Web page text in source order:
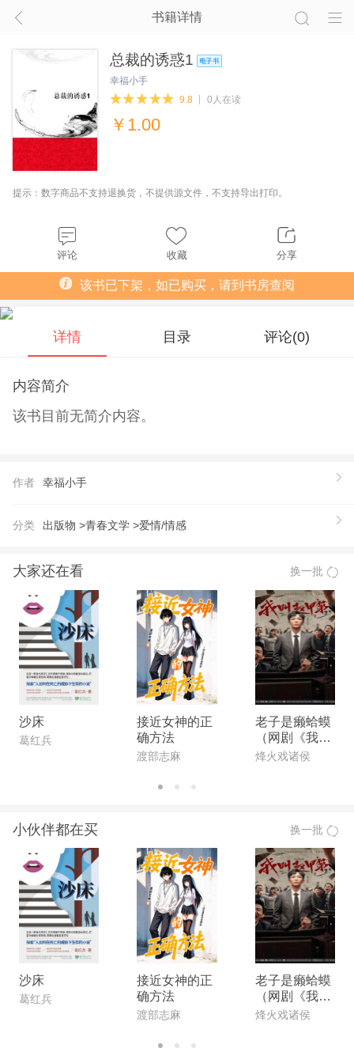
书籍详情
总裁的诱惑1
幸福小手
9.8
0人在读
￥ 1.00
提示：数字商品不支持退换货，不提供源文件，不支持导出打印。
评论 收藏 分享
该书已下架，如已购买，请到书房查阅
详情 目录 评论(0)
内容简介
该书目前无简介内容。
作者 幸福小手
分类 出版物 >青春文学 >爱情/情感
大家还在看 换一批
沙床
葛红兵
接近女神的正
确方法
渡部志麻
老子是癞蛤蟆
（网剧《我叫
赵甲第》原
烽火戏诸侯
小伙伴都在买 换一批
沙床
葛红兵
接近女神的正
确方法
渡部志麻
老子是癞蛤蟆
（网剧《我叫
赵甲第》原
烽火戏诸侯